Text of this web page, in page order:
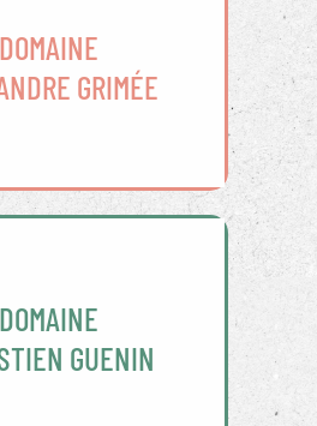
DOMAINE
GRIMÉE
DOMAINE
GUENIN